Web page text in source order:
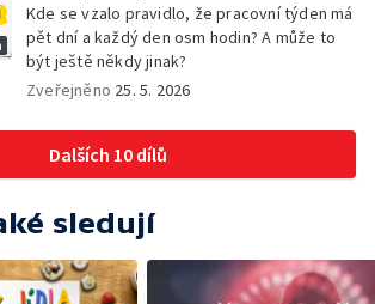
Kde se vzalo pravidlo, že pracovní týden má
pět dní a každý den osm hodin? A může to
být ještě někdy jinak?
Zveřejněno 25. 5. 2026
Dalších 10 dílů
sledují